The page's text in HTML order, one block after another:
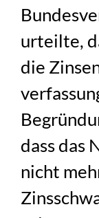
urteilte,
die
dass das
nicht